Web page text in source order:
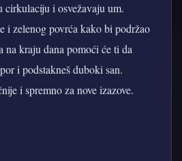
cirkulaciju i osvežavaju um.
i zelenog povrća kako bi podržao
na kraju dana pomoći će ti da
i podstakneš duboki san.
i spremno za nove izazove.